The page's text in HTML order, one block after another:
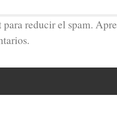
reducir el spam.